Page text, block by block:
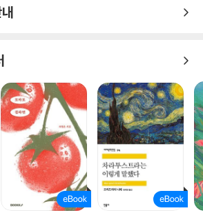
」에서 “눈이 아니라 귀를 위해 쓰였다”는 실비
고려”했다고 밝히고 있다. 실비아 플라스의 시
이다.
치를 높이기 위해 이 책은 프리다 휴스의 서문뿐
직접 타자기로 작성한 ‘「에어리얼」과 그 외 시
에어리얼」의 친필 원고 복사본을 수록했다. 이는
수 있는 귀중한 자료로, 자신의 언어로 자신을
싶었던 실비아 플라스의 진면목을 제대로 보게
은 실비아 플라스가 격렬하게 증오하고 치열하게